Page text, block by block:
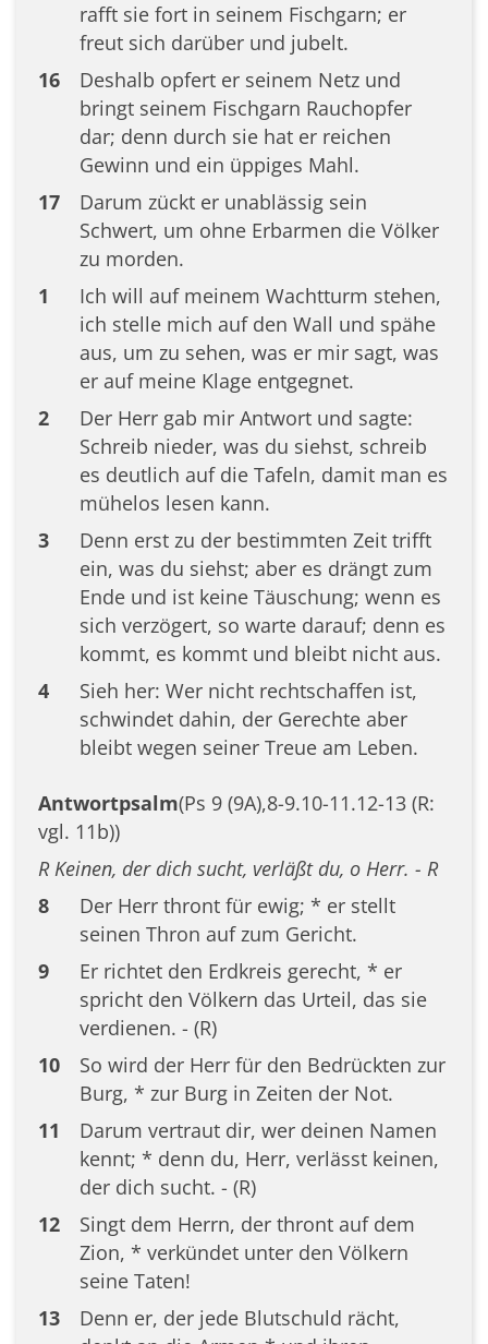
rafft sie fort in seinem Fischgarn; er
freut sich darüber und jubelt.
16
Deshalb opfert er seinem Netz und
bringt seinem Fischgarn Rauchopfer
dar; denn durch sie hat er reichen
Gewinn und ein üppiges Mahl.
17
Darum zückt er unablässig sein
Schwert, um ohne Erbarmen die Völker
zu morden.
1
Ich will auf meinem Wachtturm stehen,
ich stelle mich auf den Wall und spähe
aus, um zu sehen, was er mir sagt, was
er auf meine Klage entgegnet.
2
Der Herr gab mir Antwort und sagte:
Schreib nieder, was du siehst, schreib
es deutlich auf die Tafeln, damit man es
mühelos lesen kann.
3
Denn erst zu der bestimmten Zeit trifft
ein, was du siehst; aber es drängt zum
Ende und ist keine Täuschung; wenn es
sich verzögert, so warte darauf; denn es
kommt, es kommt und bleibt nicht aus.
4
Sieh her: Wer nicht rechtschaffen ist,
schwindet dahin, der Gerechte aber
bleibt wegen seiner Treue am Leben.
Antwortpsalm(Ps 9 (9A),8-9.10-11.12-13 (R:
vgl. 11b))
R Keinen, der dich sucht, verläßt du, o Herr. - R
8
Der Herr thront für ewig; * er stellt
seinen Thron auf zum Gericht.
9
Er richtet den Erdkreis gerecht, * er
spricht den Völkern das Urteil, das sie
verdienen. - (R)
10
So wird der Herr für den Bedrückten zur
Burg, * zur Burg in Zeiten der Not.
11
Darum vertraut dir, wer deinen Namen
kennt; * denn du, Herr, verlässt keinen,
der dich sucht. - (R)
12
Singt dem Herrn, der thront auf dem
Zion, * verkündet unter den Völkern
seine Taten!
13
Denn er, der jede Blutschuld rächt,